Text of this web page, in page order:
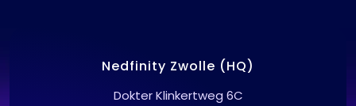
Nedfinity Zwolle (HQ)
Dokter Klinkertweg 6C